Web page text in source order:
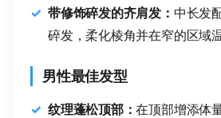
带修饰碎发的齐肩发： 中长发
碎发，柔化棱角并在窄的区域
男性最佳发型
纹理蓬松顶部：在顶部增添体